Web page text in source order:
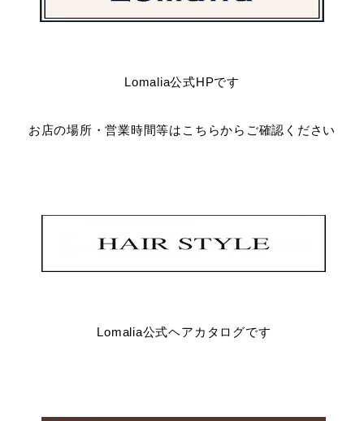
Lomalia公式HPです
お店の場所・営業時間等はこちらからご確認ください
Lomalia公式ヘアカタログです